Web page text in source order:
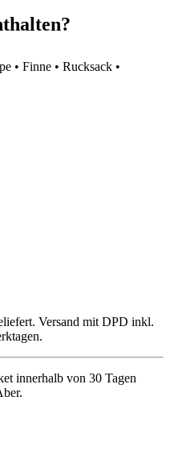
• Finne • Rucksack •
Versand mit DPD inkl.
innerhalb von 30 Tagen